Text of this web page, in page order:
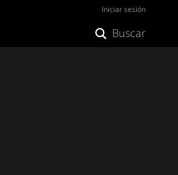
Iniciar sesión
Buscar